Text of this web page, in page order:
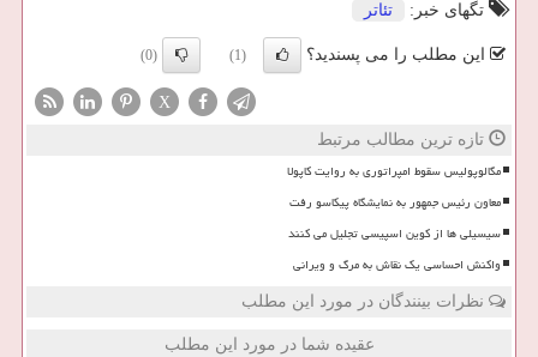
تگهای خبر:
تئاتر
این مطلب را می پسندید؟ (1)
(0)
X
تازه ترین مطالب مرتبط
مگالوپولیس سقوط امپراتوری به روایت کاپولا
معاون رئیس جمهور به نمایشگاه پیکاسو رفت
سیسیلی ها از کوین اسپیسی تجلیل می کنند
واکنش احساسی یک نقاش به مرگ و ویرانی
نظرات بینندگان در مورد این مطلب
عقیده شما در مورد این مطلب